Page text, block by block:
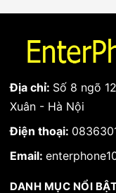
Những ảnh
Địa chỉ: Số 8 ngõ
Xuân - Hà Nội
Điện thoại:
Email:
DANH MỤC NỔI